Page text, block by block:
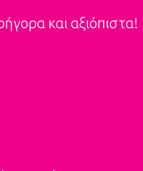
και αξιόπιστα!